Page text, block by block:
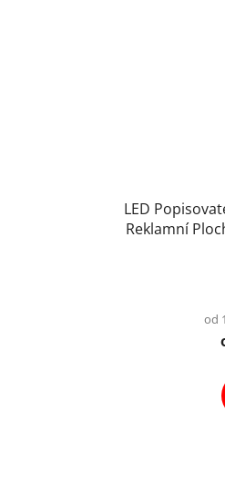
LED
Reklamní
od